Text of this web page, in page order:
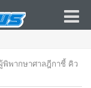
พากษาศาลฎีกาชี้ คิว